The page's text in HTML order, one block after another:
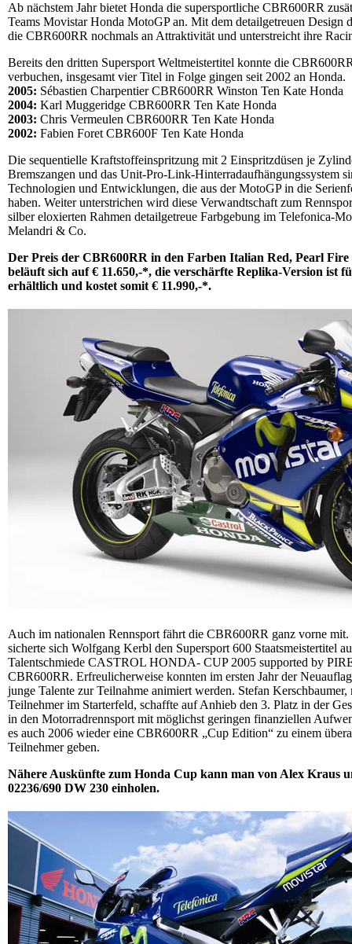
Ab nächstem Jahr bietet Honda die supersportliche CBR600RR
Teams Movistar Honda MotoGP an. Mit dem detailgetreuen Design
die CBR600RR nochmals an Attraktivität und unterstreicht ihre
Bereits den dritten Supersport Weltmeistertitel konnte die
verbuchen, insgesamt vier Titel in Folge gingen seit 2002 an Honda.
2005: Sébastien Charpentier CBR600RR Winston Ten Kate Honda
2004: Karl Muggeridge CBR600RR Ten Kate Honda
2003: Chris Vermeulen CBR600RR Ten Kate Honda
2002: Fabien Foret CBR600F Ten Kate Honda
Die sequentielle Kraftstoffeinspritzung mit 2 Einspritzdüsen je
Bremszangen und das Unit-Pro-Link-Hinterradaufhängungssystem
Technologien und Entwicklungen, die aus der MotoGP in die
haben. Weiter unterstrichen wird diese Verwandtschaft zum
silber eloxierten Rahmen detailgetreue Farbgebung im Telefonica-
Melandri & Co.
Der Preis der CBR600RR in den Farben Italian Red, Pearl
beläuft sich auf € 11.650,-*, die verschärfte Replika-Version ist
erhältlich und kostet somit € 11.990,-*.
Auch im nationalen Rennsport fährt die CBR600RR ganz vorne
sicherte sich Wolfgang Kerbl den Supersport 600 Staatsmeistertitel
Talentschmiede CASTROL HONDA- CUP 2005 supported by
CBR600RR. Erfreulicherweise konnten im ersten Jahr der
junge Talente zur Teilnahme animiert werden. Stefan Kerschbaumer,
Teilnehmer im Starterfeld, schaffte auf Anhieb den 3. Platz in der
in den Motorradrennsport mit möglichst geringen finanziellen
es auch 2006 wieder eine CBR600RR „Cup Edition“ zu einem
Teilnehmer geben.
Nähere Auskünfte zum Honda Cup kann man von Alex Kraus
02236/690 DW 230 einholen.